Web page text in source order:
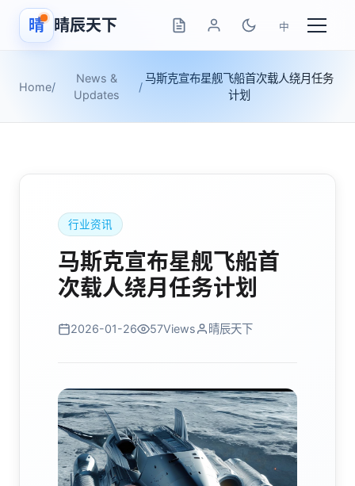
晴 晴辰天下 中
Home/
News &
Updates
/
马斯克宣布星舰飞船首次载人绕月任务
计划
行业资讯
马斯克宣布星舰飞船首
次载人绕月任务计划
2026-01-26 57Views 晴辰天下